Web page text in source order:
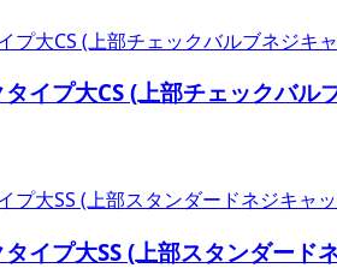
イプ大CS (上部チェックバ
イプ大SS (上部スタンダー